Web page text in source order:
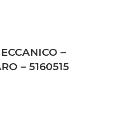
–
– 5160515